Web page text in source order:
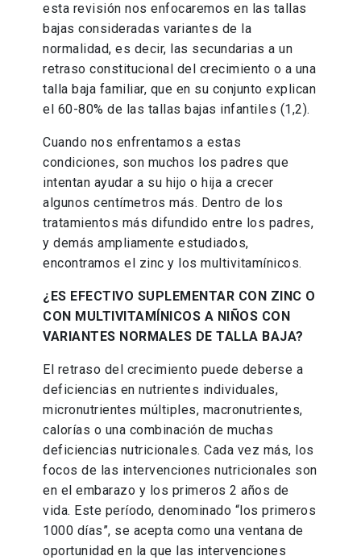
esta revisión nos enfocaremos en las tallas
bajas consideradas variantes de la
normalidad, es decir, las secundarias a un
retraso constitucional del crecimiento o a una
talla baja familiar, que en su conjunto explican
el 60-80% de las tallas bajas infantiles (1,2).
Cuando nos enfrentamos a estas
condiciones, son muchos los padres que
intentan ayudar a su hijo o hija a crecer
algunos centímetros más. Dentro de los
tratamientos más difundido entre los padres,
y demás ampliamente estudiados,
encontramos el zinc y los multivitamínicos.
¿ES EFECTIVO SUPLEMENTAR CON ZINC O
CON MULTIVITAMÍNICOS A NIÑOS CON
VARIANTES NORMALES DE TALLA BAJA?
El retraso del crecimiento puede deberse a
deficiencias en nutrientes individuales,
micronutrientes múltiples, macronutrientes,
calorías o una combinación de muchas
deficiencias nutricionales. Cada vez más, los
focos de las intervenciones nutricionales son
en el embarazo y los primeros 2 años de
vida. Este período, denominado “los primeros
1000 días”, se acepta como una ventana de
oportunidad en la que las intervenciones